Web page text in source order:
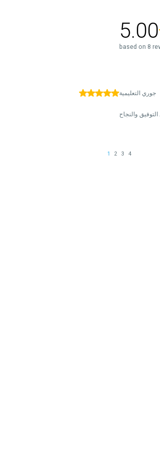
5.00
based on 8
جوري التعليمية
والنجاح
1 2 3 4